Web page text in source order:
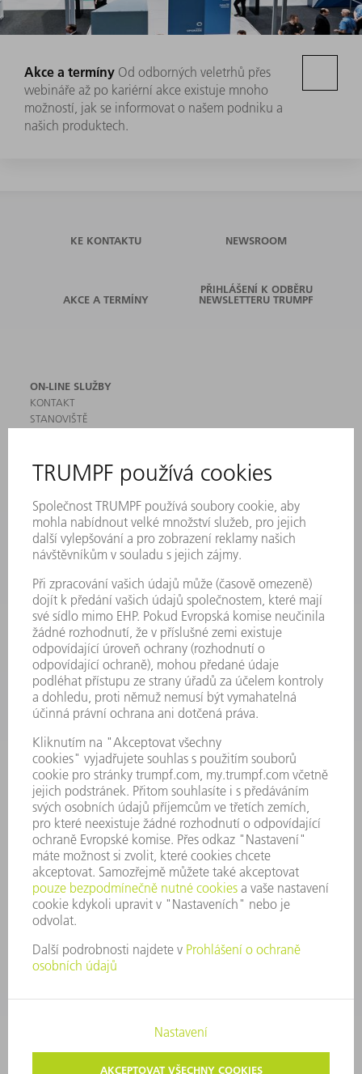
Akce a termíny Od odborných veletrhů přes
webináře až po kariérní akce existuje mnoho
možností, jak se informovat o našem podniku a
našich produktech.
KE KONTAKTU NEWSROOM
AKCE A TERMÍNY
PŘIHLÁŠENÍ K ODBĚRU
NEWSLETTERU TRUMPF
ON-LINE SLUŽBY
KONTAKT
STANOVIŠTĚ
MYTRUMPF
BEZPEČNOSTNÍ LISTY
PRODUKTY
STROJE & SYSTÉMY
LASER
VÝKONOVÁ ELEKTRONIKA
SMART FACTORY
SOFTWARE
SERVIS
POUŽITÍ
ODVĚTVÍ
SPOLEČNOST
KARIÉRA
PRACOVNÍ NABÍDKY
PROFIL PODNIKU
VÝROČNÍ ZPRÁVA
ZÁSADY SPOLEČNOSTI
SHODA
SYSTÉM UPOZORŇOVAČŮ
SECURITY
TISKOVÉ ZPRÁVY
MAGAZÍN
UDRŽITELNOST
ŽIVOTNÍ PROSTŘEDÍ & KLIMA
SOCIÁLNÍ TÉMA & SPOLEČNOST
VEDENÍ FIRMY
OCHRANA DAT
AUTORSKÉ A ZNÁMKOVÉ PRÁVO
VOP TRUMPF PRAHA
NASTAVENÍ SOUKROMÍ